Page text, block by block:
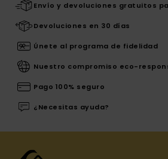
Envío y devoluciones gratuitos
Devoluciones en 30 días
Únete al programa de fidelidad
Nuestro compromiso eco-
Pago 100% seguro
¿Necesitas ayuda?